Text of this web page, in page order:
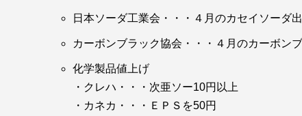
日本ソーダ工業会・・・４月のカセイソーダ
カーボンブラック協会・・・４月のカーボン
化学製品値上げ
・クレハ・・・次亜ソー10円以上
・カネカ・・・ＥＰＳを50円